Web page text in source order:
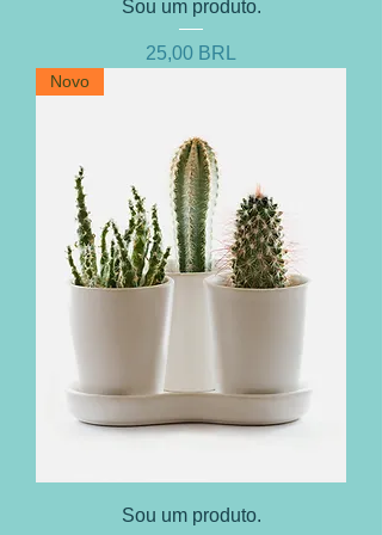
Sou um produto.
Prezzo
25,00 BRL
Novo
Sou um produto.